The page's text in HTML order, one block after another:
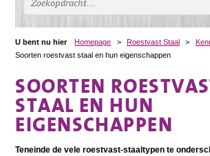
U bent nu hier Homepage > Roestvast Staal >
Soorten roestvast staal en hun eigenschappen
SOORTEN
STAAL EN HUN
EIGENSCHAPPEN
Teneinde de vele roestvast-staaltypen te